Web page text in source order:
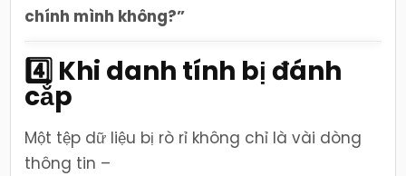
chính mình không?”
4️⃣ Khi danh tính bị đánh
cắp
Một tệp dữ liệu bị rò rỉ không chỉ là vài dòng
thông tin –